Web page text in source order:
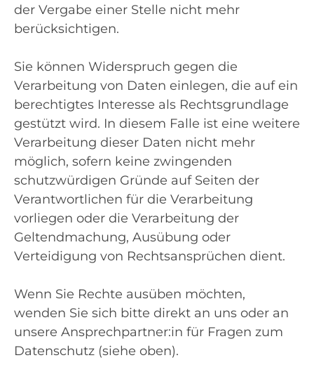
der Vergabe einer Stelle nicht mehr
berücksichtigen.
Sie können Widerspruch gegen die
Verarbeitung von Daten einlegen, die auf ein
berechtigtes Interesse als Rechtsgrundlage
gestützt wird. In diesem Falle ist eine weitere
Verarbeitung dieser Daten nicht mehr
möglich, sofern keine zwingenden
schutzwürdigen Gründe auf Seiten der
Verantwortlichen für die Verarbeitung
vorliegen oder die Verarbeitung der
Geltendmachung, Ausübung oder
Verteidigung von Rechtsansprüchen dient.
Wenn Sie Rechte ausüben möchten,
wenden Sie sich bitte direkt an uns oder an
unsere Ansprechpartner:in für Fragen zum
Datenschutz (siehe oben).